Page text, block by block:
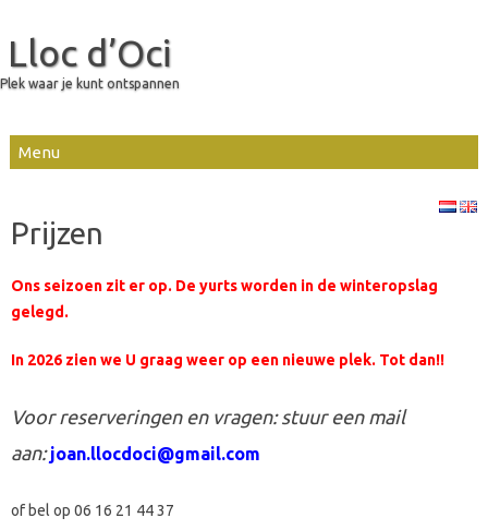
Lloc d’Oci
Plek waar je kunt ontspannen
Skip to content
Prijzen
Ons seizoen zit er op. De yurts worden in de winteropslag
gelegd.
In 2026 zien we U graag weer op een nieuwe plek. Tot dan!!
Voor reserveringen en vragen:stuur een mail
aan:joan.llocdoci@gmail.com
of bel op 06 16 21 44 37